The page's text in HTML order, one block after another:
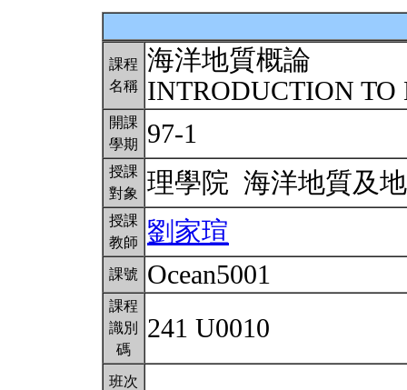
課程
名稱
海洋地質概論
INTRODUCTION
開課
學期
97-1
授課
對象
理學院 海洋地質及
授課
教師
劉家瑄
課號 Ocean5001
課程
識別
碼
241 U0010
班次